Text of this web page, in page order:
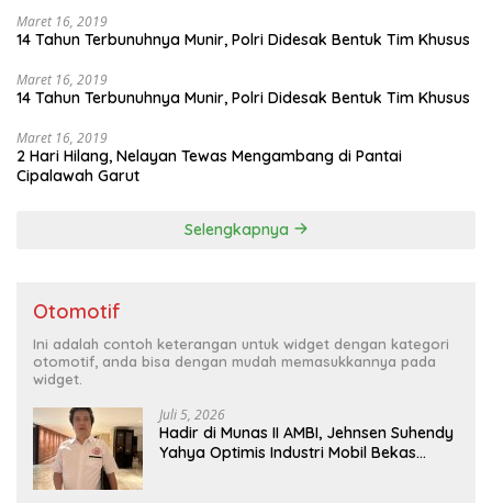
Maret 16, 2019
14 Tahun Terbunuhnya Munir, Polri Didesak Bentuk Tim Khusus
Maret 16, 2019
14 Tahun Terbunuhnya Munir, Polri Didesak Bentuk Tim Khusus
Maret 16, 2019
2 Hari Hilang, Nelayan Tewas Mengambang di Pantai
Cipalawah Garut
Selengkapnya
Otomotif
Ini adalah contoh keterangan untuk widget dengan kategori
otomotif, anda bisa dengan mudah memasukkannya pada
widget.
Juli 5, 2026
Hadir di Munas II AMBI, Jehnsen Suhendy
Yahya Optimis Industri Mobil Bekas